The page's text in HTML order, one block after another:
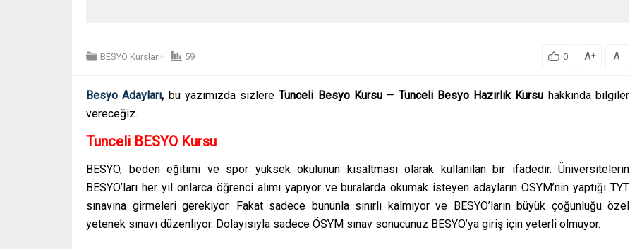
BESYO Kursları 59 0 A+ A-
Besyo Adayları, bu yazımızda sizlereTunceli Besyo Kursu – Tunceli Besyo Hazırlık Kursu hakkında bilgiler
vereceğiz.
Tunceli BESYO Kursu
BESYO, beden eğitimi ve spor yüksek okulunun kısaltması olarak kullanılan bir ifadedir. Üniversitelerin
BESYO’ları her yıl onlarca öğrenci alımı yapıyor ve buralarda okumak isteyen adayların ÖSYM’nin yaptığı TYT
sınavına girmeleri gerekiyor. Fakat sadece bununla sınırlı kalmıyor ve BESYO’ların büyük çoğunluğu özel
yetenek sınavı düzenliyor. Dolayısıyla sadece ÖSYM sınav sonucunuz BESYO’ya giriş için yeterli olmuyor.